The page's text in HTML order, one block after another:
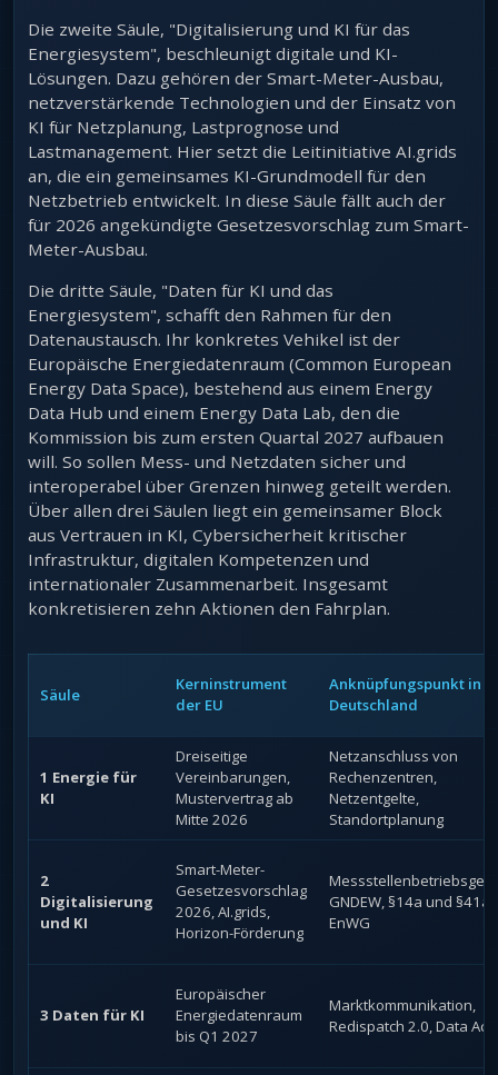
Die zweite Säule, "Digitalisierung und KI für das
Energiesystem", beschleunigt digitale und KI-
Lösungen. Dazu gehören der Smart-Meter-Ausbau,
netzverstärkende Technologien und der Einsatz von
KI für Netzplanung, Lastprognose und
Lastmanagement. Hier setzt die Leitinitiative AI.grids
an, die ein gemeinsames KI-Grundmodell für den
Netzbetrieb entwickelt. In diese Säule fällt auch der
für 2026 angekündigte Gesetzesvorschlag zum Smart-
Meter-Ausbau.
Die dritte Säule, "Daten für KI und das
Energiesystem", schafft den Rahmen für den
Datenaustausch. Ihr konkretes Vehikel ist der
Europäische Energiedatenraum (Common European
Energy Data Space), bestehend aus einem Energy
Data Hub und einem Energy Data Lab, den die
Kommission bis zum ersten Quartal 2027 aufbauen
will. So sollen Mess- und Netzdaten sicher und
interoperabel über Grenzen hinweg geteilt werden.
Über allen drei Säulen liegt ein gemeinsamer Block
aus Vertrauen in KI, Cybersicherheit kritischer
Infrastruktur, digitalen Kompetenzen und
internationaler Zusammenarbeit. Insgesamt
konkretisieren zehn Aktionen den Fahrplan.
Säule
Kerninstrument
der EU
Anknüpfungspunkt in
Deutschland
1 Energie für
KI
Dreiseitige
Vereinbarungen,
Mustervertrag ab
Mitte 2026
Netzanschluss von
Rechenzentren,
Netzentgelte,
Standortplanung
2
Digitalisierung
und KI
Smart-Meter-
Gesetzesvorschlag
2026, AI.grids,
Horizon-Förderung
GNDEW, §14a und §41a
EnWG
3 Daten für KI
Europäischer
Energiedatenraum
bis Q1 2027
Marktkommunikation,
Redispatch 2.0, Data Act